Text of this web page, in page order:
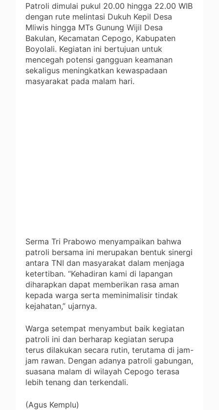
Patroli dimulai pukul 20.00 hingga 22.00 WIB
dengan rute melintasi Dukuh Kepil Desa
Mliwis hingga MTs Gunung Wijil Desa
Bakulan, Kecamatan Cepogo, Kabupaten
Boyolali. Kegiatan ini bertujuan untuk
mencegah potensi gangguan keamanan
sekaligus meningkatkan kewaspadaan
masyarakat pada malam hari.
Serma Tri Prabowo menyampaikan bahwa
patroli bersama ini merupakan bentuk sinergi
antara TNI dan masyarakat dalam menjaga
ketertiban. “Kehadiran kami di lapangan
diharapkan dapat memberikan rasa aman
kepada warga serta meminimalisir tindak
kejahatan,” ujarnya.
Warga setempat menyambut baik kegiatan
patroli ini dan berharap kegiatan serupa
terus dilakukan secara rutin, terutama di jam-
jam rawan. Dengan adanya patroli gabungan,
suasana malam di wilayah Cepogo terasa
lebih tenang dan terkendali.
(Agus Kemplu)